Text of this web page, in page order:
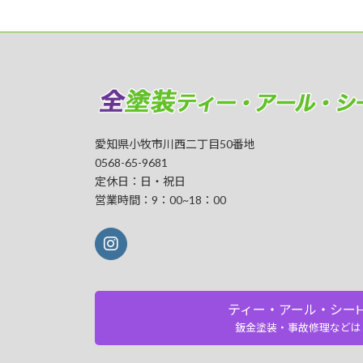
愛知県小牧市川西二丁目50番地
0568-65-9681
定休日：日・祝日
営業時間：9：00~18：00
ティー・アール・シー
鈑金塗装・事故修理など